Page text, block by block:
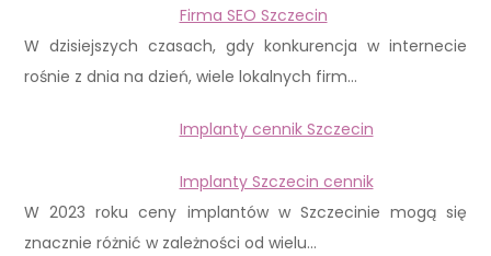
Firma SEO Szczecin
W dzisiejszych czasach, gdy konkurencja w internecie
rośnie z dnia na dzień, wiele lokalnych firm…
Implanty cennik Szczecin
Implanty Szczecin cennik
W 2023 roku ceny implantów w Szczecinie mogą się
znacznie różnić w zależności od wielu…